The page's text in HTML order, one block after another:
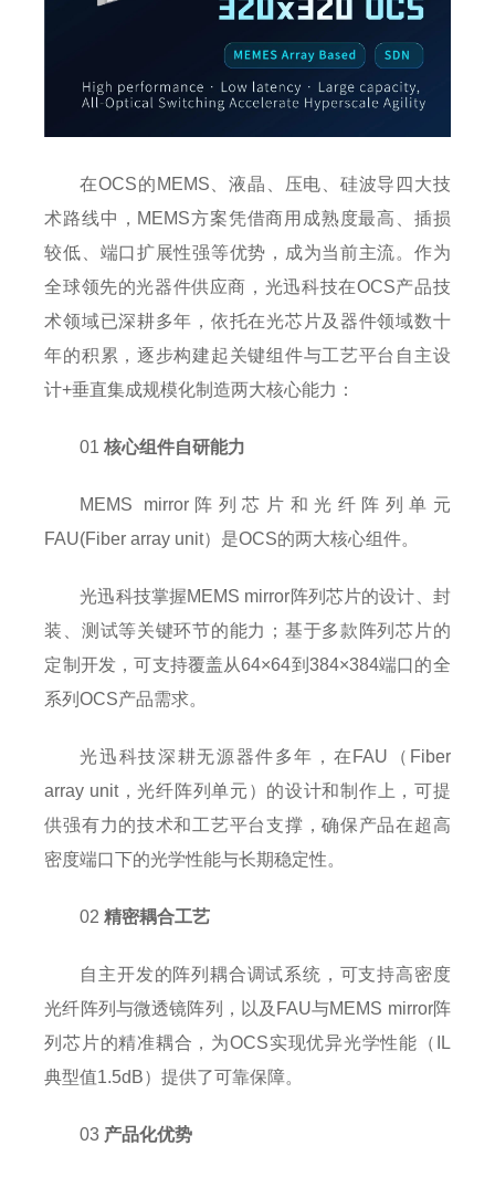
在OCS的MEMS、液晶、压电、硅波导四大技
术路线中，MEMS方案凭借商用成熟度最高、插损
较低、端口扩展性强等优势，成为当前主流。作为
全球领先的光器件供应商，光迅科技在OCS产品技
术领域已深耕多年，依托在光芯片及器件领域数十
年的积累，逐步构建起关键组件与工艺平台自主设
计+垂直集成规模化制造两大核心能力：
01核心组件自研能力
MEMS mirror阵列芯片和光纤阵列单元
FAU(Fiber array unit）是OCS的两大核心组件。
光迅科技掌握MEMS mirror阵列芯片的设计、封
装、测试等关键环节的能力；基于多款阵列芯片的
定制开发，可支持覆盖从64×64到384×384端口的全
系列OCS产品需求。
光迅科技深耕无源器件多年，在FAU（Fiber
array unit，光纤阵列单元）的设计和制作上，可提
供强有力的技术和工艺平台支撑，确保产品在超高
密度端口下的光学性能与长期稳定性。
02精密耦合工艺
自主开发的阵列耦合调试系统，可支持高密度
光纤阵列与微透镜阵列，以及FAU与MEMS mirror阵
列芯片的精准耦合，为OCS实现优异光学性能（IL
典型值1.5dB）提供了可靠保障。
03 产品化优势